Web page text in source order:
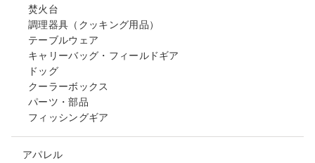
焚火台
調理器具（クッキング用品）
テーブルウェア
キャリーバッグ・フィールドギア
ドッグ
クーラーボックス
パーツ・部品
フィッシングギア
アパレル